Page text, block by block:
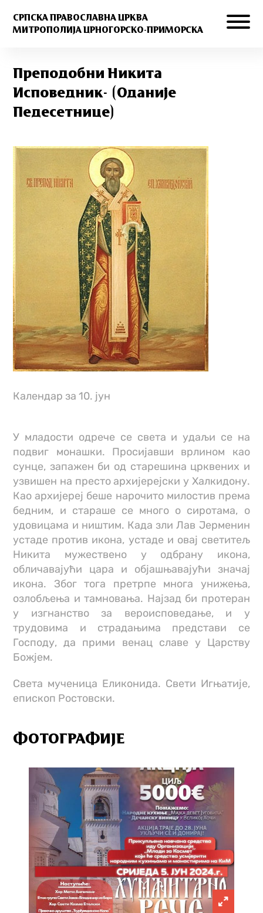
СРПСКА ПРАВОСЛАВНА ЦРКВА
МИТРОПОЛИЈА ЦРНОГОРСКО-ПРИМОРСКА
Преподобни Никита
Исповедник- (Оданије
Педесетнице)
Календар за 10. јун
У младости одрече се света и удаљи се на
подвиг монашки. Просијавши врлином као
сунце, запажен би од старешина црквених и
узвишен на престо архијерејски у Халкидону.
Као архијереј беше нарочито милостив према
бедним, и стараше се много о сиротама, о
удовицама и ништим. Када зли Лав Јерменин
устаде против икона, устаде и овај светитељ
Никита мужествено у одбрану икона,
обличавајући цара и објашњавајући значај
икона. Због тога претрпе многа унижења,
озлобљења и тамновања. Најзад би протеран
у изгнанство за вероисповедање, и у
трудовима и страдањима представи се
Господу, да прими венац славе у Царству
Божјем.
Света мученица Еликонида. Свети Игњатије,
епископ Ростовски.
ФОТОГРАФИЈЕ